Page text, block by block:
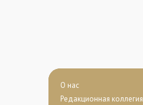
О нас
Редакционная коллегия